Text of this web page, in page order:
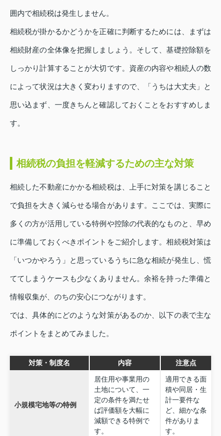
囲内で相続税は発生しません。
相続税が掛かるかどうかを正確に判断するためには、まずは
相続財産の全体像を把握しましょう。そして、基礎控除額を
しっかり計算することが大切です。資産の内容や相続人の数
によって状況は大きく変わりますので、「うちは大丈夫」と
思い込まず、一度きちんと確認しておくことをおすすめしま
す。
相続税の負担を軽減するための主な対策
相続した不動産にかかる相続税は、上手に対策を講じること
で負担を大きく減らせる場合があります。ここでは、実際に
多くの方が活用している特例や控除の代表的なものと、早め
に準備しておくべきポイントをご紹介します。相続税対策は
「いつかやろう」と思っているうちに急な相続が発生し、慌
ててしまうケースも少なくありません。余裕を持った準備と
情報収集が、のちの安心につながります。
では、具体的にどのような対策があるのか、以下の表で主な
ポイントをまとめてみました。
対策・制度名 内容 注意点
小規模宅地等の特例
居住用や事業用の
土地について、一
定の条件を満たせ
ば評価額を大幅に
減額できる特例で
す。
適用できる面
積や同居・生
計一要件な
ど、細かな条
件がありま
す。